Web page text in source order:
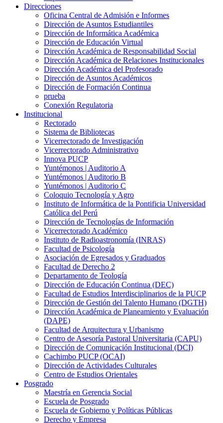
Direcciones
Oficina Central de Admisión e Informes
Dirección de Asuntos Estudiantiles
Dirección de Informática Académica
Dirección de Educación Virtual
Dirección Académica de Responsabilidad Social
Dirección Académica de Relaciones Institucionales
Dirección Académica del Profesorado
Dirección de Asuntos Académicos
Dirección de Formación Continua
prueba
Conexión Regulatoria
Institucional
Rectorado
Sistema de Bibliotecas
Vicerrectorado de Investigación
Vicerrectorado Administrativo
Innova PUCP
Yuntémonos | Auditorio A
Yuntémonos | Auditorio B
Yuntémonos | Auditorio C
Coloquio Tecnología y Agro
Instituto de Informática de la Pontificia Universidad
Católica del Perú
Dirección de Tecnologías de Información
Vicerrectorado Académico
Instituto de Radioastronomía (INRAS)
Facultad de Psicología
Asociación de Egresados y Graduados
Facultad de Derecho 2
Departamento de Teología
Dirección de Educación Continua (DEC)
Facultad de Estudios Interdisciplinarios de la PUCP
Dirección de Gestión del Talento Humano (DGTH)
Dirección Académica de Planeamiento y Evaluación
(DAPE)
Facultad de Arquitectura y Urbanismo
Centro de Asesoría Pastoral Universitaria (CAPU)
Dirección de Comunicación Institucional (DCI)
Cachimbo PUCP (OCAI)
Dirección de Actividades Culturales
Centro de Estudios Orientales
Posgrado
Maestría en Gerencia Social
Escuela de Posgrado
Escuela de Gobierno y Políticas Públicas
Derecho y Empresa